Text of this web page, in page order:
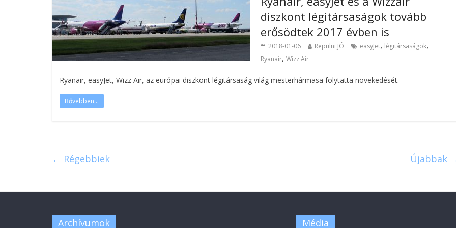
diszkont légitársaságok tovább
erősödtek 2017 évben is
2018-01-06 Repülni JÓ easyJet, légitársaságok,
Ryanair, Wizz Air
Ryanair, easyJet, Wizz Air, az európai diszkont légitársaság világ mesterhármasa folytatta növekedését.
Bővebben...
← Régebbiek Újabbak
Archívumok Média